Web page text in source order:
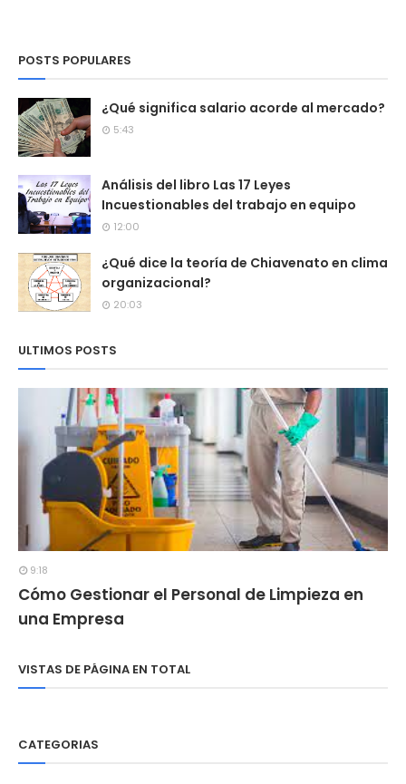
POSTS POPULARES
¿Qué significa salario acorde al mercado?
5:43
Análisis del libro Las 17 Leyes
Incuestionables del trabajo en equipo
12:00
¿Qué dice la teoría de Chiavenato en clima
organizacional?
20:03
ULTIMOS POSTS
9:18
Cómo Gestionar el Personal de Limpieza en
una Empresa
VISTAS DE PÁGINA EN TOTAL
CATEGORIAS